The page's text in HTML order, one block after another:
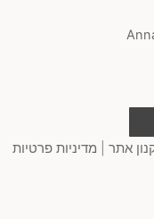
אתר| מדיניות פרטיות